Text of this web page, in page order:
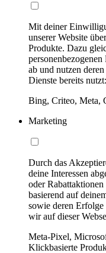
Mit deiner
unserer Website
Produkte. Dazu
ab und nutzen
Dienste bereits nutzt:
Bing, Criteo, Meta,
Marketing
Durch das
deine Interessen
oder
basierend auf
sowie deren
wir auf dieser
Meta-Pixel,
Klickbasierte